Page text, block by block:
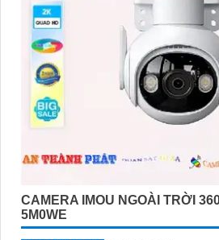
CAMERA IMOU NGOÀI TRỜI
5M0WE